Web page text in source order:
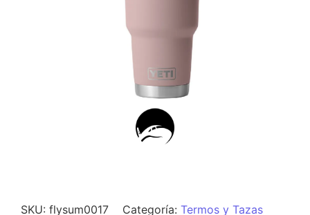
SKU: flysum0017 Categoría: Termos y Tazas